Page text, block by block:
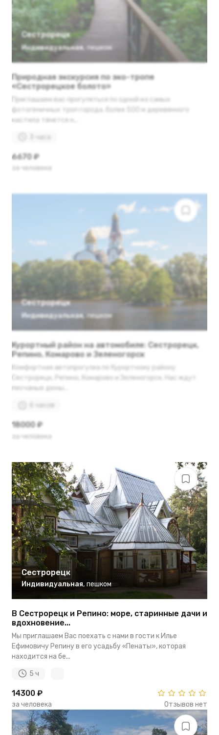
Сестрорецк
Индивидуальная, пешком
Природная экскурсия по эко-тропе
«Сестрорецкое болото»
Приглашаем вас прогуляться по одной из самых
фотогеничных троп города, более 500 м деревянного
настила тянется н...
3 часа
6670 ₽
за человека
Сестрорецк
Индивидуальная пешком
Курортный район на автомобиле: Сестрорецк,
Репино, Комарово и Зеленогорск
Комфортная автопрогулка по Курортному району:
Сестрорецк, Репино, Комарово и Зеленогорск. Нас ждут
песчаные дюны...
6 часов
18000 ₽
за человека
Сестрорецк
Индивидуальная, пешком
В Сестрорецк и Репино: море, старинные дачи и
вдохновение...
Мы приглашаем Вас поехать с нами в гости к Илье
Ефимовичу Репину в его усадьбу «Пенаты», которая
находится на бе...
5 ч
14300 ₽
за человека Отзывов нет